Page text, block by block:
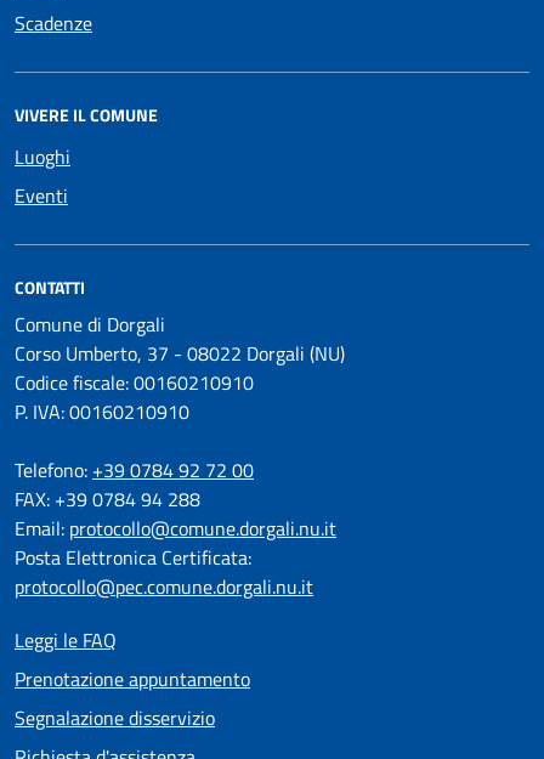
Scadenze
VIVERE IL COMUNE
Luoghi
Eventi
CONTATTI
Comune di Dorgali
Corso Umberto, 37 - 08022 Dorgali (NU)
Codice fiscale: 00160210910
P. IVA: 00160210910
Telefono: +39 0784 92 72 00
FAX: +39 0784 94 288
Email: protocollo@comune.dorgali.nu.it
Posta Elettronica Certificata:
protocollo@pec.comune.dorgali.nu.it
Leggi le FAQ
Prenotazione appuntamento
Segnalazione disservizio